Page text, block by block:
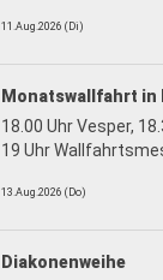
11.Aug.2026 (Di)
Monatswallfahrt in
18.00 Uhr Vesper,
19 Uhr
13.Aug.2026 (Do)
Diakonenweihe